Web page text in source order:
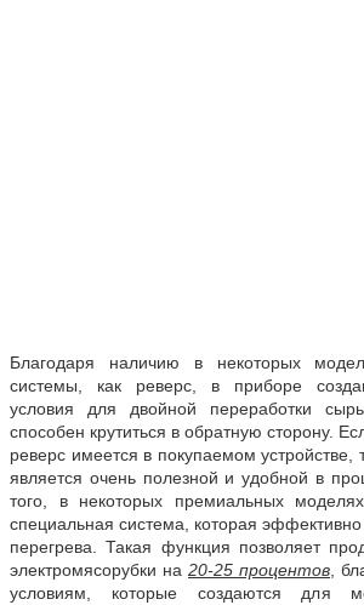
Благодаря наличию в некоторых
системы, как реверс, в приборе
условия для двойной переработки
способен крутиться в обратную сторону.
реверс имеется в покупаемом устройстве,
является очень полезной и удобной в
того, в некоторых премиальных моделях
специальная система, которая
перегрева. Такая функция позволяет
электромясорубки на 20-25 процентов,
условиям, которые создаются для